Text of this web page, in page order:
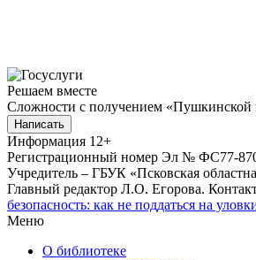
Решаем вместе
Сложности с получением «Пушкинской
Написать
Информация 12+
Регистрационный номер Эл № ФС77-
Учредитель – ГБУК «Псковская
Главный редактор Л.О. Егорова.
безопасность: как не поддаться на
Меню
О библиотеке